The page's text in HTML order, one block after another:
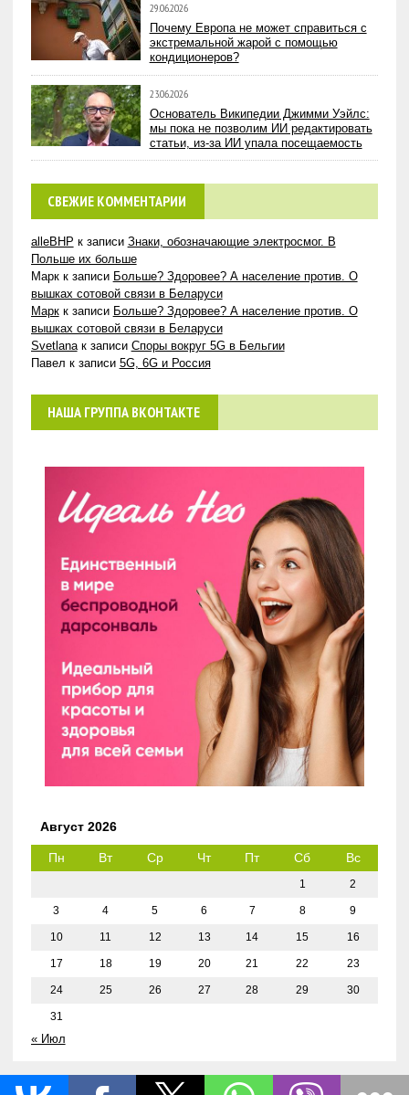
29.06.2026
Почему Европа не может справиться с
экстремальной жарой с помощью
кондиционеров?
23.06.2026
Основатель Википедии Джимми Уэйлс:
мы пока не позволим ИИ редактировать
статьи, из-за ИИ упала посещаемость
СВЕЖИЕ КОММЕНТАРИИ
alleBHP к записи Знаки, обозначающие электросмог. В
Польше их больше
Маркк записи Больше? Здоровее? А население против. О
вышках сотовой связи в Беларуси
Маркк записи Больше? Здоровее? А население против. О
вышках сотовой связи в Беларуси
Svetlanaк записи Споры вокруг 5G в Бельгии
Павел к записи 5G, 6G и Россия
НАША ГРУППА ВКОНТАКТЕ
Август 2026
Пн Вт Ср Чт Пт Сб Вс
1 2
3 4 5 6 7 8 9
10 11 12 13 14 15 16
17 18 19 20 21 22 23
24 25 26 27 28 29 30
31
« Июл